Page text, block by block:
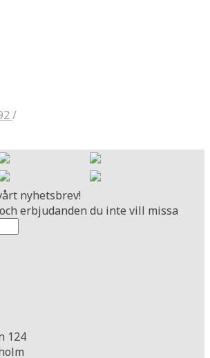
/
nyhetsbrev!
erbjudanden du inte vill missa
124